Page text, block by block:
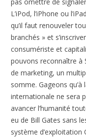
L’iPod, l’iPhone ou
qu’il faut renouveler
branchés » et
consumériste et
pouvons reconnaître à
de marketing, un
somme. Gageons
internationale ne sera
avancer l’humanité
eu de Bill Gates sans
système d’exploitation